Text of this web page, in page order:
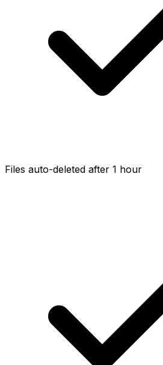
Files auto-deleted after 1 hour